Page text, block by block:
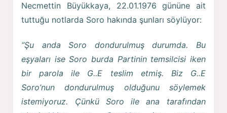
Necmettin Büyükkaya, 22.01.1976 gününe ait
tuttuğu notlarda Soro hakında şunları söylüyor:
“Şu anda Soro dondurulmuş durumda. Bu
eşyaları ise Soro burda Partinin temsilcisi iken
bir parola ile G..E teslim etmiş. Biz G..E
Soro’nun dondurulmuş olduğunu söylemek
istemiyoruz. Çünkü Soro ile ana tarafından